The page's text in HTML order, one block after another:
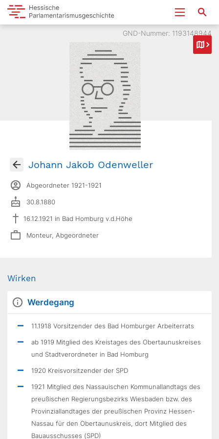
GND-Nummer: 1193148944
Johann Jakob Odenweller
Abgeordneter 1921-1921
30.8.1880
16.12.1921 in Bad Homburg v.d.Höhe
Monteur, Abgeordneter
Wirken
Werdegang
11.1918 Vorsitzender des Bad Homburger Arbeiterrats
ab 1919 Mitglied des Kreistages des Obertaunuskreises
und Stadtverordneter in Bad Homburg
1920 Kreisvorsitzender der SPD
1921 Mitglied des Nassauischen Kommunallandtags des
preußischen Regierungsbezirks Wiesbaden bzw. des
Provinziallandtages der preußischen Provinz Hessen-
Nassau für den Obertaunuskreis, dort Mitglied des
Bauausschusses (SPD)